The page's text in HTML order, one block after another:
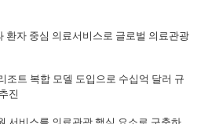
환자 중심 의료서비스로 글로벌 의료관광
조트 복합 모델 도입으로 수십억 달러 규
진